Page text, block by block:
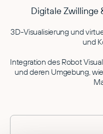
Digitale Zwillinge
3D-Visualisierung und
und
Integration des Robot
und deren Umgebung,